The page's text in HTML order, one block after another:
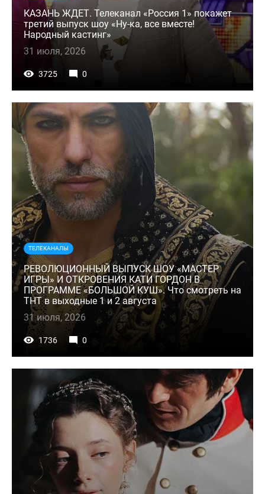
КАЗАНЬ ЖДЕТ. Телеканал «Россия 1» покажет
третий выпуск шоу «Ну-ка, все вместе!
Народный кастинг»
31 июля, 2026
3725 0
ТЕЛЕКАНАЛЫ
РЕВОЛЮЦИОННЫЙ ВЫПУСК ШОУ «МАСТЕР
ИГРЫ» И ОТКРОВЕНИЯ КАТИ ГОРДОН В
ПРОГРАММЕ «БОЛЬШОЙ КУШ». Что смотреть на
ТНТ в выходные 1 и 2 августа
31 июля, 2026
1736 0